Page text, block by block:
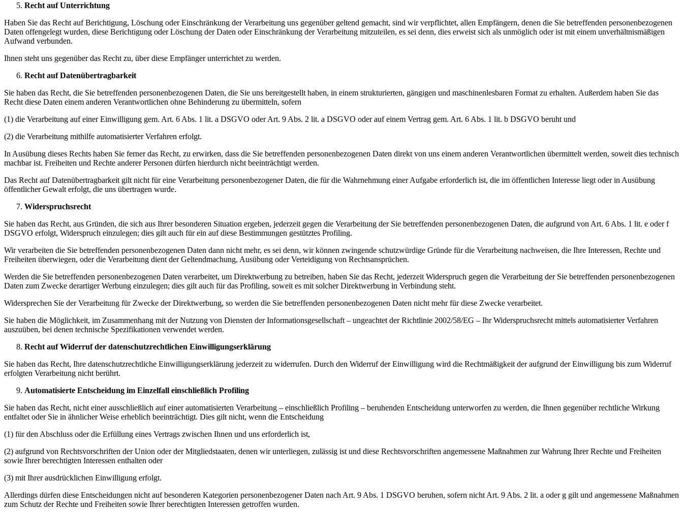
Recht auf Unterrichtung
Haben Sie das Recht auf Berichtigung, Löschung oder Einschränkung der Verarbeitung uns gegenüber geltend gemacht, sind wir verpflichtet, allen Empfängern, denen die Sie betreffenden personenbezogenen
Daten offengelegt wurden, diese Berichtigung oder Löschung der Daten oder Einschränkung der Verarbeitung mitzuteilen, es sei denn, dies erweist sich als unmöglich oder ist mit einem unverhältnismäßigen
Aufwand verbunden.
Ihnen steht uns gegenüber das Recht zu, über diese Empfänger unterrichtet zu werden.
Recht auf Datenübertragbarkeit
Sie haben das Recht, die Sie betreffenden personenbezogenen Daten, die Sie uns bereitgestellt haben, in einem strukturierten, gängigen und maschinenlesbaren Format zu erhalten. Außerdem haben Sie das
Recht diese Daten einem anderen Verantwortlichen ohne Behinderung zu übermitteln, sofern
(1) die Verarbeitung auf einer Einwilligung gem. Art. 6 Abs. 1 lit. a DSGVO oder Art. 9 Abs. 2 lit. a DSGVO oder auf einem Vertrag gem. Art. 6 Abs. 1 lit. b DSGVO beruht und
(2) die Verarbeitung mithilfe automatisierter Verfahren erfolgt.
In Ausübung dieses Rechts haben Sie ferner das Recht, zu erwirken, dass die Sie betreffenden personenbezogenen Daten direkt von uns einem anderen Verantwortlichen übermittelt werden, soweit dies technisch
machbar ist. Freiheiten und Rechte anderer Personen dürfen hierdurch nicht beeinträchtigt werden.
Das Recht auf Datenübertragbarkeit gilt nicht für eine Verarbeitung personenbezogener Daten, die für die Wahrnehmung einer Aufgabe erforderlich ist, die im öffentlichen Interesse liegt oder in Ausübung
öffentlicher Gewalt erfolgt, die uns übertragen wurde.
Widerspruchsrecht
Sie haben das Recht, aus Gründen, die sich aus Ihrer besonderen Situation ergeben, jederzeit gegen die Verarbeitung der Sie betreffenden personenbezogenen Daten, die aufgrund von Art. 6 Abs. 1 lit. e oder f
DSGVO erfolgt, Widerspruch einzulegen; dies gilt auch für ein auf diese Bestimmungen gestütztes Profiling.
Wir verarbeiten die Sie betreffenden personenbezogenen Daten dann nicht mehr, es sei denn, wir können zwingende schutzwürdige Gründe für die Verarbeitung nachweisen, die Ihre Interessen, Rechte und
Freiheiten überwiegen, oder die Verarbeitung dient der Geltendmachung, Ausübung oder Verteidigung von Rechtsansprüchen.
Werden die Sie betreffenden personenbezogenen Daten verarbeitet, um Direktwerbung zu betreiben, haben Sie das Recht, jederzeit Widerspruch gegen die Verarbeitung der Sie betreffenden personenbezogenen
Daten zum Zwecke derartiger Werbung einzulegen; dies gilt auch für das Profiling, soweit es mit solcher Direktwerbung in Verbindung steht.
Widersprechen Sie der Verarbeitung für Zwecke der Direktwerbung, so werden die Sie betreffenden personenbezogenen Daten nicht mehr für diese Zwecke verarbeitet.
Sie haben die Möglichkeit, im Zusammenhang mit der Nutzung von Diensten der Informationsgesellschaft – ungeachtet der Richtlinie 2002/58/EG – Ihr Widerspruchsrecht mittels automatisierter Verfahren
auszuüben, bei denen technische Spezifikationen verwendet werden.
Recht auf Widerruf der datenschutzrechtlichen Einwilligungserklärung
Sie haben das Recht, Ihre datenschutzrechtliche Einwilligungserklärung jederzeit zu widerrufen. Durch den Widerruf der Einwilligung wird die Rechtmäßigkeit der aufgrund der Einwilligung bis zum Widerruf
erfolgten Verarbeitung nicht berührt.
Automatisierte Entscheidung im Einzelfall einschließlich Profiling
Sie haben das Recht, nicht einer ausschließlich auf einer automatisierten Verarbeitung – einschließlich Profiling – beruhenden Entscheidung unterworfen zu werden, die Ihnen gegenüber rechtliche Wirkung
entfaltet oder Sie in ähnlicher Weise erheblich beeinträchtigt. Dies gilt nicht, wenn die Entscheidung
(1) für den Abschluss oder die Erfüllung eines Vertrags zwischen Ihnen und uns erforderlich ist,
(2) aufgrund von Rechtsvorschriften der Union oder der Mitgliedstaaten, denen wir unterliegen, zulässig ist und diese Rechtsvorschriften angemessene Maßnahmen zur Wahrung Ihrer Rechte und Freiheiten
sowie Ihrer berechtigten Interessen enthalten oder
(3) mit Ihrer ausdrücklichen Einwilligung erfolgt.
Allerdings dürfen diese Entscheidungen nicht auf besonderen Kategorien personenbezogener Daten nach Art. 9 Abs. 1 DSGVO beruhen, sofern nicht Art. 9 Abs. 2 lit. a oder g gilt und angemessene Maßnahmen
zum Schutz der Rechte und Freiheiten sowie Ihrer berechtigten Interessen getroffen wurden.